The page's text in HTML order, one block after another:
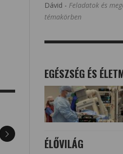
Dávid - Feladatok és
témakörben
EGÉSZSÉG ÉS
ÉLŐVILÁG